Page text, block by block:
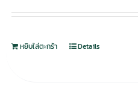
หยิบใส่ตะกร้า Details